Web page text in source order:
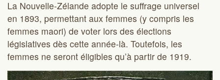
La Nouvelle-Zélande adopte le suffrage universel
en 1893, permettant aux femmes (y compris les
femmes maori) de voter lors des élections
législatives dès cette année-là. Toutefois, les
femmes ne seront éligibles qu’à partir de 1919.